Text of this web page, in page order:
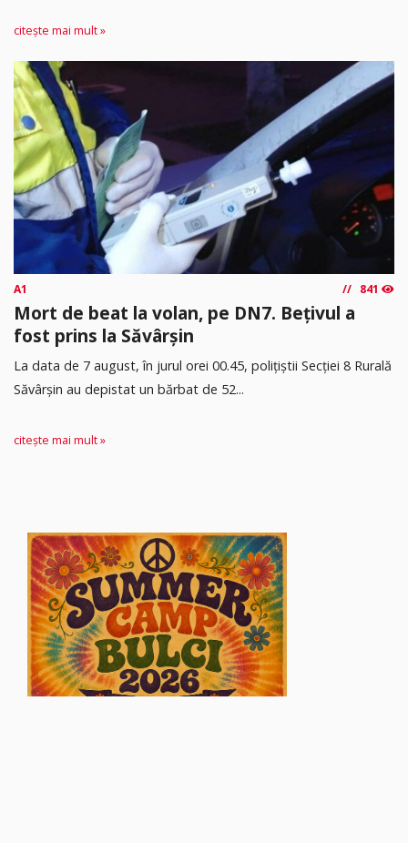
citește mai mult »
A1 841
Mort de beat la volan, pe DN7. Bețivul a
fost prins la Săvârșin
​La data de 7 august, în jurul orei 00.45, polițiștii Secției 8 Rurală
Săvârșin au depistat un bărbat de 52...
citește mai mult »